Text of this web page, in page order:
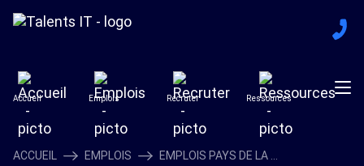
Accueil Emplois Recruter Ressources
ACCUEIL EMPLOIS EMPLOIS PAYS DE LA ...